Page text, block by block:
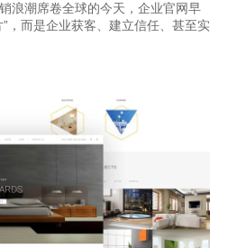
浪潮席卷全球的今天，企业官网早
，而是企业获客、建立信任、甚至实